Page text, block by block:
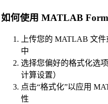
Java Code Beautifier
PHP Beautifier
Swift Code Beautifier
Dart Code Beautifier
INI Beautifier
如何使用 MATLAB
上传您的 MATLAB 文
中
选择您偏好的格式化选
计算设置）
点击“格式化”以应用
性